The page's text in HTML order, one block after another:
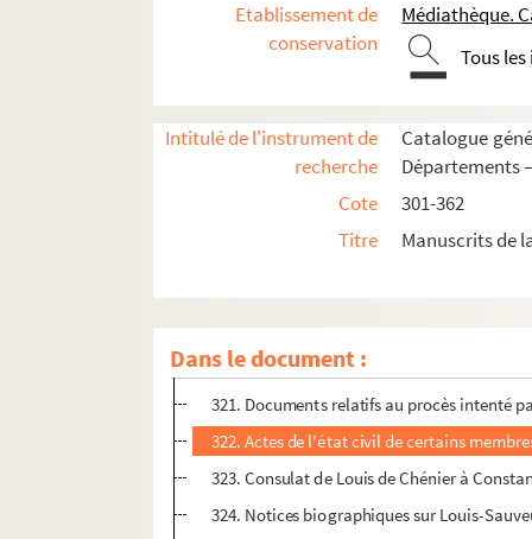
Etablissement de
conservation
Médiathèque.
Tous
Intitulé de l'instrument de
recherche
Catalogue
Départements
Cote
301-362
Titre
Manuscrits de
Dans le document :
311. Justice militaire
313. Titres honorifiques de M. Gabriel de
314. Détails biographiques sur certains
315. Correspondance relative à la parenté
318. Succession de Marie-Joseph de
319. Un autographe de Voltaire (1
320. États de service de Constantin-Xavier
321. Documents relatifs au procès intenté
322. Actes de l'état civil de certains
323. Consulat de Louis de Chénier à
324. Notices biographiques sur Louis-